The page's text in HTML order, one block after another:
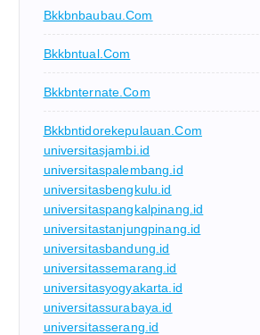
Bkkbnbaubau.com
Bkkbntual.com
Bkkbnternate.com
Bkkbntidorekepulauan.com
universitasjambi.id
universitaspalembang.id
universitasbengkulu.id
universitaspangkalpinang.id
universitastanjungpinang.id
universitasbandung.id
universitassemarang.id
universitasyogyakarta.id
universitassurabaya.id
universitasserang.id